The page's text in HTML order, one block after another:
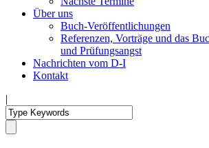
Über uns
Buch-Veröffentlichungen
Referenzen, Vorträge und das
und Prüfungsangst
Nachrichten vom D-I
Kontakt
|